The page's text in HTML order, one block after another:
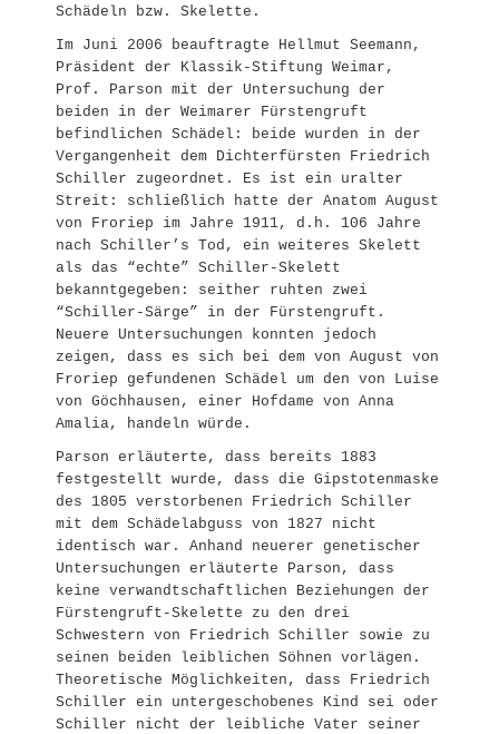
Schädeln bzw. Skelette.
Im Juni 2006 beauftragte Hellmut Seemann,
Präsident der Klassik-Stiftung Weimar,
Prof. Parson mit der Untersuchung der
beiden in der Weimarer Fürstengruft
befindlichen Schädel: beide wurden in der
Vergangenheit dem Dichterfürsten Friedrich
Schiller zugeordnet. Es ist ein uralter
Streit: schließlich hatte der Anatom August
von Froriep im Jahre 1911, d.h. 106 Jahre
nach Schiller’s Tod, ein weiteres Skelett
als das “echte” Schiller-Skelett
bekanntgegeben: seither ruhten zwei
“Schiller-Särge” in der Fürstengruft.
Neuere Untersuchungen konnten jedoch
zeigen, dass es sich bei dem von August von
Froriep gefundenen Schädel um den von Luise
von Göchhausen, einer Hofdame von Anna
Amalia, handeln würde.
Parson erläuterte, dass bereits 1883
festgestellt wurde, dass die Gipstotenmaske
des 1805 verstorbenen Friedrich Schiller
mit dem Schädelabguss von 1827 nicht
identisch war. Anhand neuerer genetischer
Untersuchungen erläuterte Parson, dass
keine verwandtschaftlichen Beziehungen der
Fürstengruft-Skelette zu den drei
Schwestern von Friedrich Schiller sowie zu
seinen beiden leiblichen Söhnen vorlägen.
Theoretische Möglichkeiten, dass Friedrich
Schiller ein untergeschobenes Kind sei oder
Schiller nicht der leibliche Vater seiner